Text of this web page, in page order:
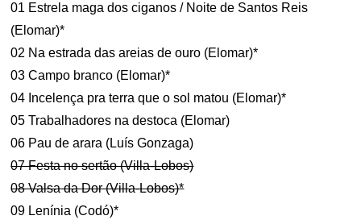
01 Estrela maga dos ciganos / Noite de Santos Reis
(Elomar)*
02 Na estrada das areias de ouro (Elomar)*
03 Campo branco (Elomar)*
04 Incelença pra terra que o sol matou (Elomar)*
05 Trabalhadores na destoca (Elomar)
06 Pau de arara (Luís Gonzaga)
07 Festa no sertão (Villa-Lobos)
08 Valsa da Dor (Villa-Lobos)*
09 Lenínia (Codó)*